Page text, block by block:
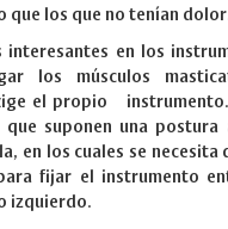
que los que no tenían
interesantes en los
los músculos
el propio
suponen una postura
en los cuales se necesita
fijar el instrumento
izquierdo.